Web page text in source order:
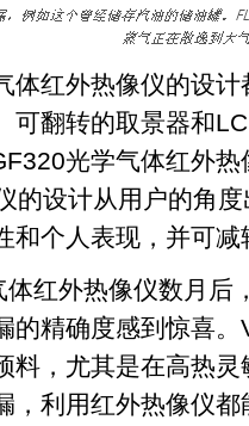
体红外热像仪的设
可翻转的取景器和
光学气体红外
的设计从用户的角
和个人表现，并可
红外热像仪数月后
的精确度感到惊喜。
料，尤其是在高热
，利用红外热像仪